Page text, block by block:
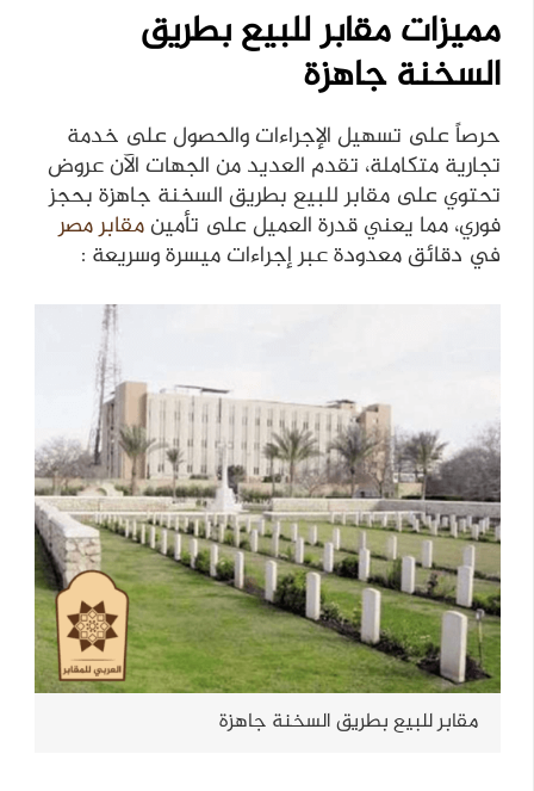
مميزات مقابر للبيع بطريق
السخنة جاهزة
حرصاً على تسهيل الإجراءات والحصول على خدمة
تجارية متكاملة، تقدم العديد من الجهات الآن عروض
تحتوي على مقابر للبيع بطريق السخنة جاهزة بحجز
فوري، مما يعني قدرة العميل على تأمينمقابر مصر
في دقائق معدودة عبر إجراءات ميسرة وسريعة :
مقابر للبيع بطريق السخنة جاهزة